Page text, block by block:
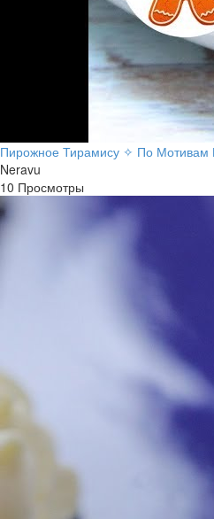
Пирожное Тирамису ✧ По Мотивам
Neravu
10 Просмотры